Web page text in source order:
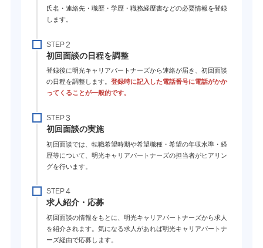
氏名・連絡先・職歴・学歴・職務経歴書などの必要情報を登録
します。
STEP
初回面談の日程を調整
登録後に明光キャリアパートナーズから連絡が届き、初回面談
の日程を調整します。 登録時に記入した電話番号に電話がかか
ってくることが一般的です。
STEP
初回面談の実施
初回面談では、転職希望時期や希望職種・希望の年収水準・経
歴等について、明光キャリアパートナーズの担当者がヒアリン
グを行います。
STEP
求人紹介・応募
初回面談の情報をもとに、明光キャリアパートナーズから求人
を紹介されます。気になる求人があれば明光キャリアパートナ
ーズ経由で応募します。